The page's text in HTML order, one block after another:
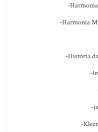
-
-Harmonia
-História
-
-
-